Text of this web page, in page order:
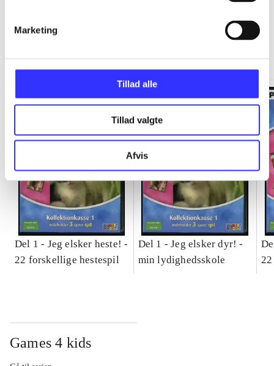
Marketing
Tillad alle
Tillad valgte
Afvis
Jeg elsker dyr kollektionkasse
Del 1 - Jeg elsker heste! -
22 forskellige hestespil
Del 1 -Jeg elsker dyr! -
min lydighedsskole
Games 4 kids